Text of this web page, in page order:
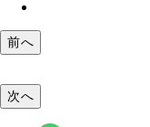
前へ
次へ